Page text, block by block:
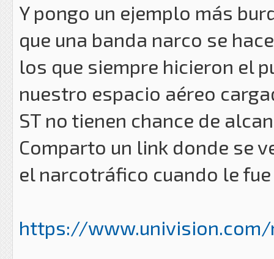
Y pongo un ejemplo más
que una banda narco se
los que siempre hicieron el
nuestro espacio aéreo
ST no tienen chance de
Comparto un link donde se
el narcotráfico cuando le
https://